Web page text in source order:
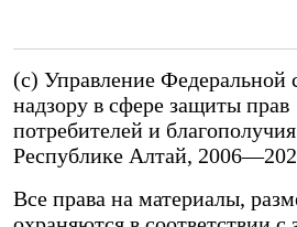
(c) Управление Федеральной
надзору в сфере защиты прав
потребителей и
Республике Алтай,
Все права на материалы,